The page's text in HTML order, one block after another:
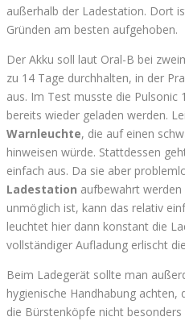
außerhalb der Ladestation. Dort
Gründen am besten aufgehoben.
Der Akku soll laut Oral-B bei
zu 14 Tage durchhalten, in der
aus. Im Test musste die Pulsonic
bereits wieder geladen werden.
Warnleuchte, die auf einen
hinweisen würde. Stattdessen
einfach aus. Da sie aber
Ladestation aufbewahrt
unmöglich ist, kann das relativ
leuchtet hier dann konstant die
vollständiger Aufladung erlischt
Beim Ladegerät sollte man
hygienische Handhabung achten,
die Bürstenköpfe nicht